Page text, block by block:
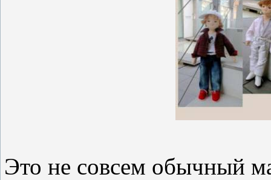
Это не совсем обычный